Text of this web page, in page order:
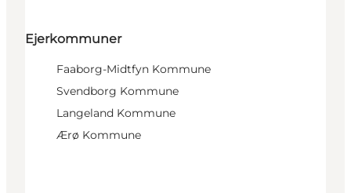
Ejerkommuner
Faaborg-Midtfyn Kommune
Svendborg Kommune
Langeland Kommune
Ærø Kommune